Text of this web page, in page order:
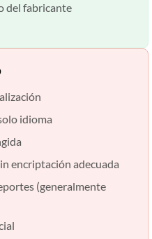
del fabricante
idioma
encriptación adecuada
(generalmente